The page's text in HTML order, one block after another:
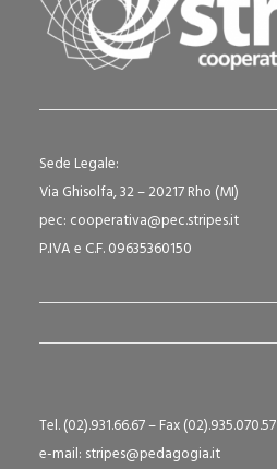
Sede Legale:
Via Ghisolfa, 32 – 20217 Rho (MI)
pec: cooperativa@pec.stripes.it
P.IVA e C.F. 09635360150
Tel. (02).931.66.67 – Fax (02).935.070.57
e-mail: stripes@pedagogia.it